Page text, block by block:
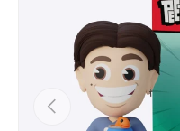
Previous